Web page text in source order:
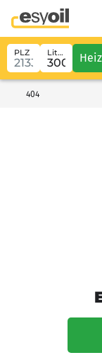
PLZ Liter
404